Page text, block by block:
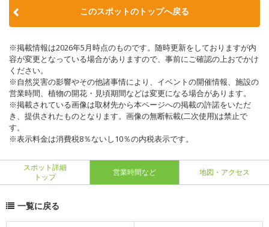
このスポットのトップへ戻る
※掲載情報は2026年5月時点のものです。随時更新をしておりますが内
容が変更となっている場合がありますので、事前にご確認の上おでかけ
ください。
※自然災害の影響やその他諸事情により、イベントの開催情報、施設の
営業時間、植物の開花・見頃期間などは変更になる場合があります。
※掲載されている画像は取材先から本ページへの掲載の許諾をいただ
き、提供されたものとなります。画像の無断転載(二次使用)は禁止で
す。
※表示料金は消費税8％ないし10％の内税表示です。
スポット詳細
トップ
営業時間など 地図・アクセス
一覧に戻る